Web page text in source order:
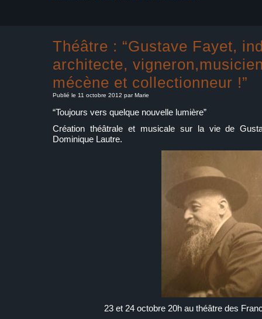
Théâtre : “Gustave Fayet,
architecte,
mécène et collectionneur !”
Publié le 11 octobre 2012 par Marie
“Toujours vers quelque nouvelle lumière”
Création théâtrale et musicale sur la vie de
Dominique Lautre.
23 et 24 octobre 20h au théâtre des